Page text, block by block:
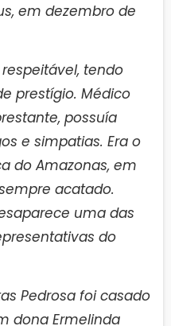
em dezembro de
tendo
prestígio. Médico
possuía
e simpatias. Era o
do Amazonas, em
acatado.
uma das
do
Pedrosa foi casado
dona Ermelinda